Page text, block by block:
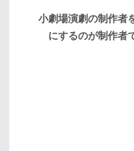
小劇場演劇の制作者
にするのが制作者